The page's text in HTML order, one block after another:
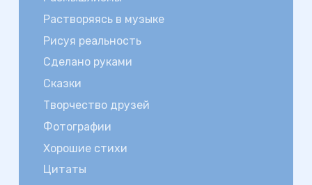
Растворяясь в музыке
Рисуя реальность
Сделано руками
Сказки
Творчество друзей
Фотографии
Хорошие стихи
Цитаты